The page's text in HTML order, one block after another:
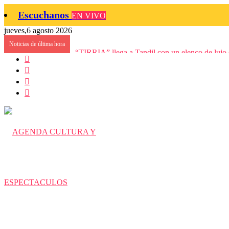
Escuchanos EN VIVO
jueves,6 agosto 2026
Noticias de última hora
“TIRRIA” llega a Tandil con un elenco de lujo